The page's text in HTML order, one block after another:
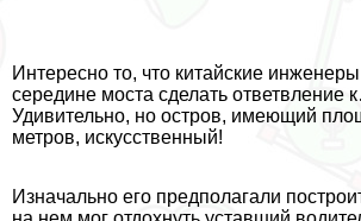
Интересно то, что китайские
середине моста сделать ответвление
Удивительно, но остров, имеющий
метров, искусственный!
Изначально его предполагали